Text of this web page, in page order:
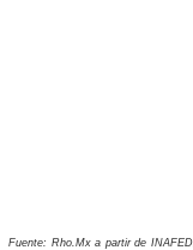
Fuente: Rho.Mx a partir de